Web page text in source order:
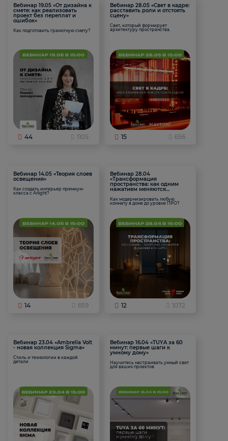
Вебинар 19.05 «От дизайна к
смете: как реализовать
проект без переплат и
ошибок»
Как подготовить грамотную смету?
44 1105
Вебинар 28.05 «Свет в кадре:
расставить роли и отстоять
сцену»
Свет, который формирует
архитектуру пространства.
15 656
Вебинар 14.05 «Теория слоев
освещения»
Как создать интерьер премиум-
класса с Arlight?
14 659
Вебинар 28.04
«Трансформация
пространства: как одним
нажатием меняются
Как модернизировать любую
комнату в доме до уровня ПРО?
12 1072
Вебинар 23.04 «Ambrella Volt
- новая коллекция Sigma»
Стиль и технологии в каждой
детали
Вебинар 16.04 «TUYA за 60
минут: первые шаги к
умному дому»
Научитесь настраивать умный свет
для ваших проектов